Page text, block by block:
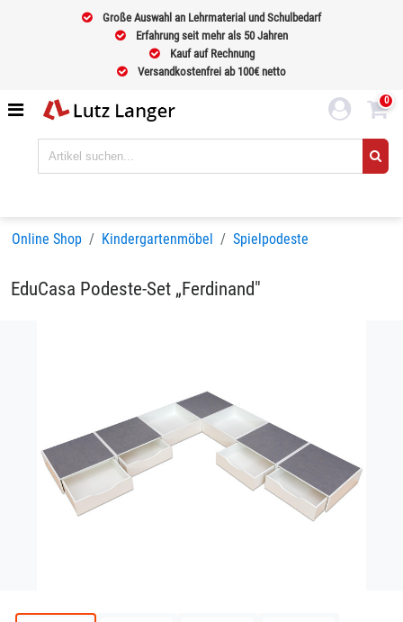
Große Auswahl an Lehrmaterial und Schulbedarf
Erfahrung seit mehr als 50 Jahren
Kauf auf Rechnung
Versandkostenfrei ab 100€ netto
0
Online Shop Kindergartenmöbel Spielpodeste
EduCasa Podeste-Set „Ferdinand"